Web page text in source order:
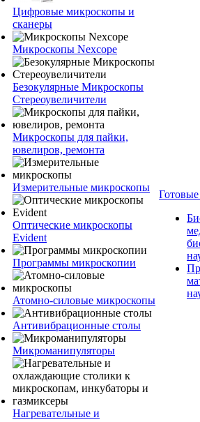
Цифровые микроскопы и
сканеры
Микроскопы Nexcope
Безокулярные Микроскопы
Стереоувеличители
Микроскопы для пайки,
ювелиров, ремонта
Измерительные микроскопы
Оптические микроскопы
Evident
Программы микроскопии
Атомно-силовые микроскопы
Антивибрационные столы
Микроманипуляторы
Нагревательные и